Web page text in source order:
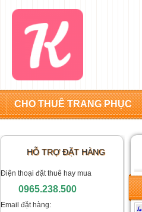
CHO THUÊ TRANG PHỤC
HỖ TRỢ ĐẶT HÀNG
Điện thoại đặt thuê hay mua
0965.238.500
Email đặt hàng: